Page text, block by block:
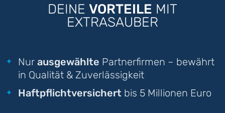
DEINE VORTEILE MIT
EXTRASAUBER
Nur ausgewählte Partnerfirmen – bewährt
in Qualität & Zuverlässigkeit
Haftpflichtversichert bis 5 Millionen Euro